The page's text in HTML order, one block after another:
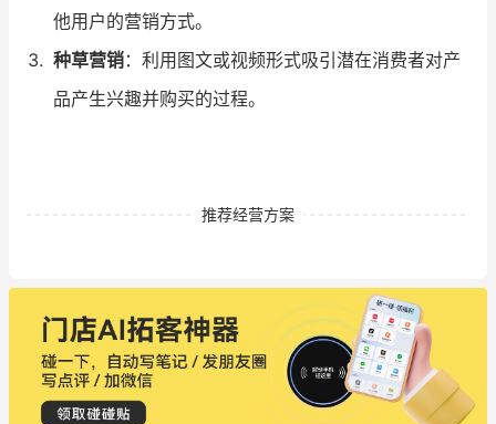
他用户的营销方式。
种草营销：利用图文或视频形式吸引潜在消费者对产
品产生兴趣并购买的过程。
推荐经营方案